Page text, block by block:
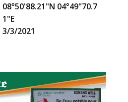
08°50'88.21"N 04°49"70.7
1"E
3/3/2021